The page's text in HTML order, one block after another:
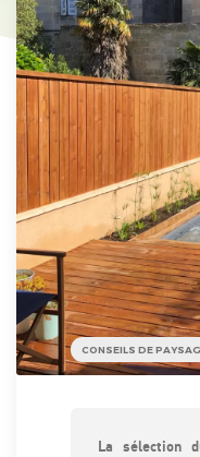
CONSEILS DE
La sélection